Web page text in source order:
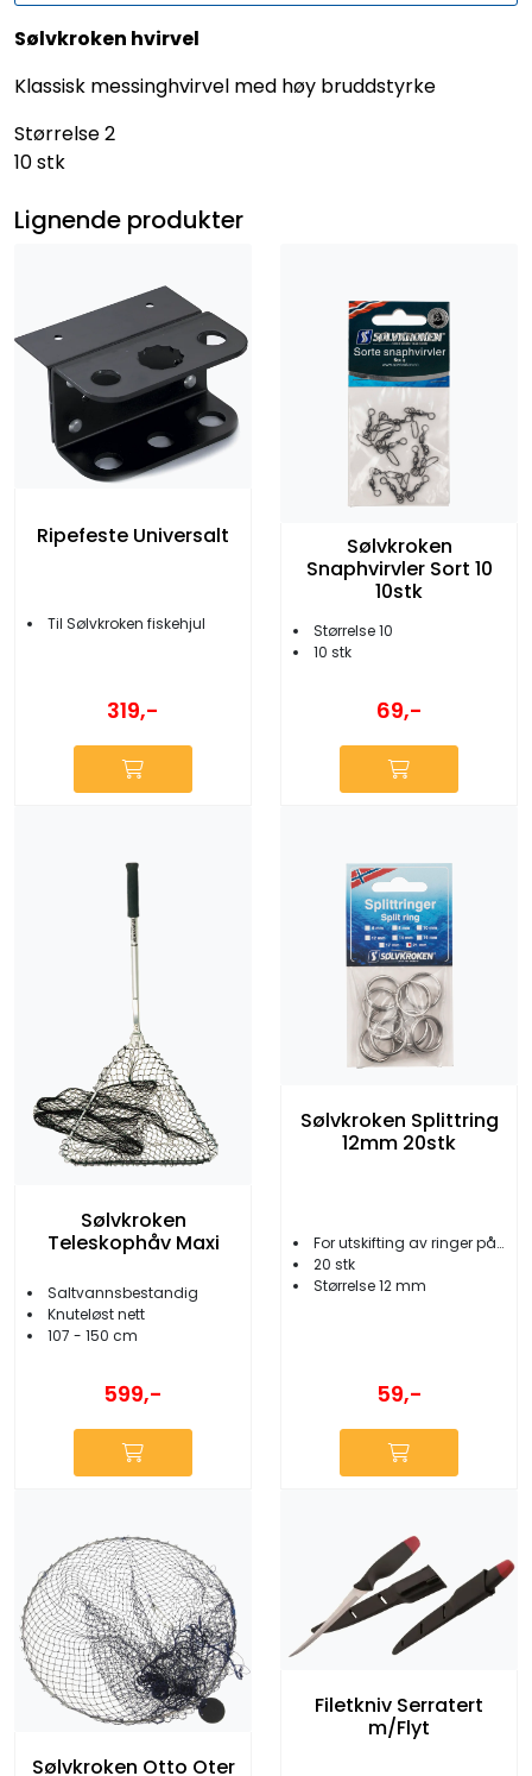
Sølvkroken hvirvel
Klassisk messinghvirvel med høy bruddstyrke
Størrelse 2
10 stk
Lignende produkter
Ripefeste Universalt
Til Sølvkroken fiskehjul
319,-
Sølvkroken
Snaphvirvler Sort 10
10stk
Størrelse 10
10 stk
69,-
Sølvkroken
Teleskophåv Maxi
Saltvannsbestandig
Knuteløst nett
107 - 150 cm
599,-
Sølvkroken Splittring
12mm 20stk
For utskifting av ringer på sluk/pilk
20 stk
Størrelse 12 mm
59,-
Sølvkroken Otto Oter
Filetkniv Serratert
m/Flyt